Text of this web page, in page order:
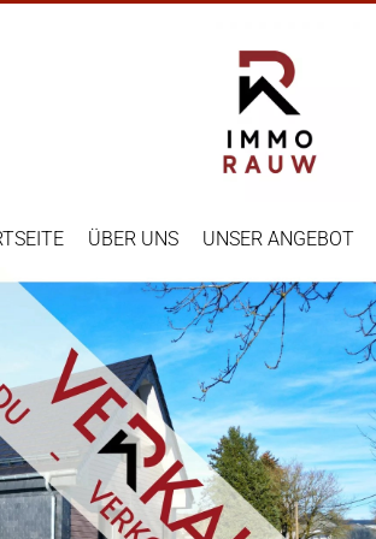
ÜBER UNS UNSER ANGEBOT